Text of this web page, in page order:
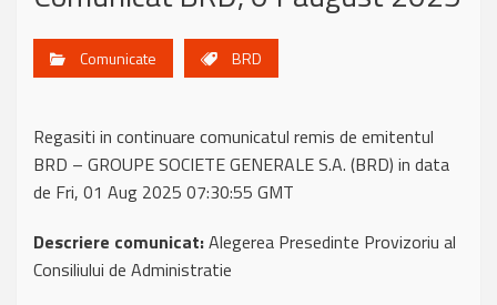
Comunicate BRD
Regasiti in continuare comunicatul remis de emitentul
BRD – GROUPE SOCIETE GENERALE S.A. (BRD) in data
de Fri, 01 Aug 2025 07:30:55 GMT
Descriere comunicat:Alegerea Presedinte Provizoriu al
Consiliului de Administratie